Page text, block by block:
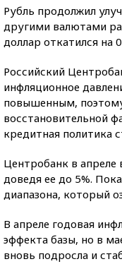
Рубль продолжил
другими валютами
доллар откатился на
Российский
инфляционное
повышенным,
восстановительной
кредитная политика
Центробанк в апреле
доведя ее до 5%.
диапазона, который
В апреле годовая
эффекта базы, но в
вновь подросла и